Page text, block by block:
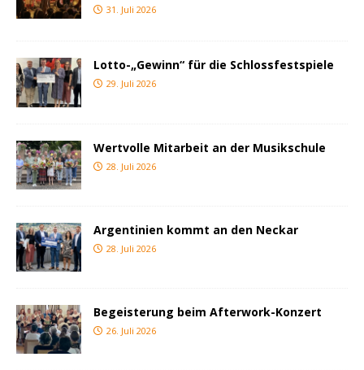
31. Juli 2026
Lotto-„Gewinn“ für die Schlossfestspiele
29. Juli 2026
Wertvolle Mitarbeit an der Musikschule
28. Juli 2026
Argentinien kommt an den Neckar
28. Juli 2026
Begeisterung beim Afterwork-Konzert
26. Juli 2026